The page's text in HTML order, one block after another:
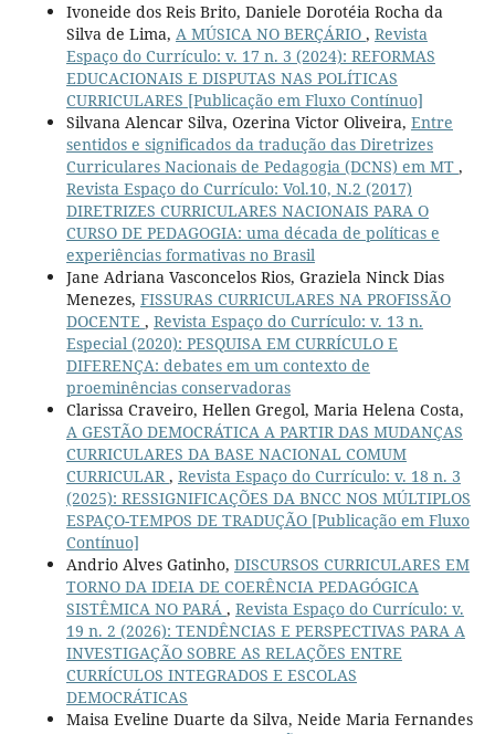
Ivoneide dos Reis Brito, Daniele Dorotéia Rocha da
Silva de Lima, A MÚSICA NO BERÇÁRIO , Revista
Espaço do Currículo: v. 17 n. 3 (2024): REFORMAS
EDUCACIONAIS E DISPUTAS NAS POLÍTICAS
CURRICULARES [Publicação em Fluxo Contínuo]
Silvana Alencar Silva, Ozerina Victor Oliveira, Entre
sentidos e significados da tradução das Diretrizes
Curriculares Nacionais de Pedagogia (DCNS) em MT ,
Revista Espaço do Currículo: Vol.10, N.2 (2017)
DIRETRIZES CURRICULARES NACIONAIS PARA O
CURSO DE PEDAGOGIA: uma década de políticas e
experiências formativas no Brasil
Jane Adriana Vasconcelos Rios, Graziela Ninck Dias
Menezes, FISSURAS CURRICULARES NA PROFISSÃO
DOCENTE , Revista Espaço do Currículo: v. 13 n.
Especial (2020): PESQUISA EM CURRÍCULO E
DIFERENÇA: debates em um contexto de
proeminências conservadoras
Clarissa Craveiro, Hellen Gregol, Maria Helena Costa,
A GESTÃO DEMOCRÁTICA A PARTIR DAS MUDANÇAS
CURRICULARES DA BASE NACIONAL COMUM
CURRICULAR, Revista Espaço do Currículo: v. 18 n. 3
(2025): RESSIGNIFICAÇÕES DA BNCC NOS MÚLTIPLOS
ESPAÇO-TEMPOS DE TRADUÇÃO [Publicação em Fluxo
Contínuo]
Andrio Alves Gatinho, DISCURSOS CURRICULARES EM
TORNO DA IDEIA DE COERÊNCIA PEDAGÓGICA
SISTÊMICA NO PARÁ , Revista Espaço do Currículo: v.
19 n. 2 (2026): TENDÊNCIAS E PERSPECTIVAS PARA A
INVESTIGAÇÃO SOBRE AS RELAÇÕES ENTRE
CURRÍCULOS INTEGRADOS E ESCOLAS
DEMOCRÁTICAS
Maisa Eveline Duarte da Silva, Neide Maria Fernandes